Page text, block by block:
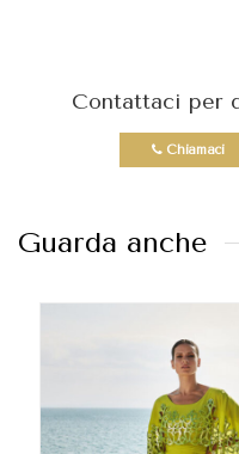
Contattaci per
Chiamaci
Guarda anche